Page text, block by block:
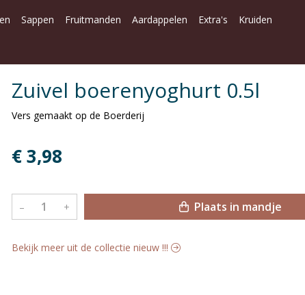
Sappen Fruitmanden Aardappelen Extra's
Kruiden
Zuivel boerenyoghurt 0.5l
Vers gemaakt op de Boerderij
€ 3,98
– + Plaats in mandje
Bekijk meer uit de collectie nieuw !!!